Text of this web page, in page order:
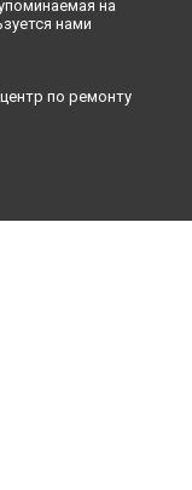
на
нами
по ремонту